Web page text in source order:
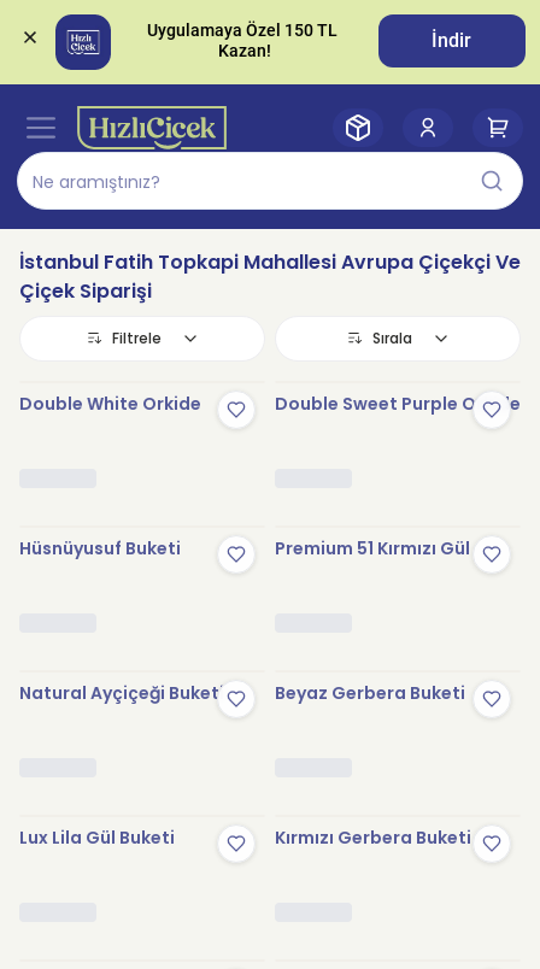
Uygulamaya Özel 150 TL
İndir
İstanbul Fatih Topkapi Mahallesi Avrupa Çiçekçi Ve
Çiçek Siparişi
Filtrele Sırala
Double White Orkide Double Sweet Purple Orkide
Hüsnüyusuf Buketi Premium 51 Kırmızı Gül
Natural Ayçiçeği Buketi Beyaz Gerbera Buketi
Lux Lila Gül Buketi Kırmızı Gerbera Buketi